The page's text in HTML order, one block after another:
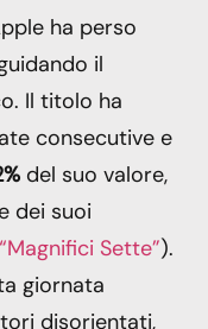
ha perso
il
Il titolo ha
consecutive e
del suo valore,
dei suoi
“Magnifici Sette”).
giornata
disorientati,